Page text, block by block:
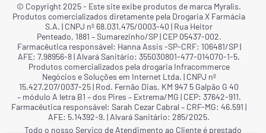
©️ Copyright 2025 - Este site exibe produtos de marca Myralis.
Produtos comercializados diretamente pela Drogaria X Farmácia
S.A. | CNPJ nº 68.031.475/0003-40 | Rua Heitor
Penteado, 1881 – Sumarezinho/SP | CEP 05437-002.
Farmacêutica responsável: Hanna Assis -SP-CRF: 106481/SP |
AFE: 7.98956-8 | Alvará Sanitário: 355030801-477-014070-1-5.
Produtos comercializados pela drogaria Infracommerce
Negócios e Soluções em Internet Ltda. | CNPJ nº
15.427.207/0037-25 | Rod. Fernão Dias, KM 947 5 Galpão G 40
– módulo A letra B1 – dos Pires – Extrema/MG | CEP: 37642-911.
Farmacêutica responsável: Sarah Cezar Cabral – CRF-MG: 46.591 |
AFE: 5.14392-9. | Alvará Sanitário: 285/2025.
Todo o nosso Serviço de Atendimento ao Cliente é prestado